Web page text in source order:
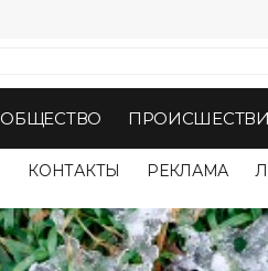
ОБЩЕСТВО
КОНТАКТЫ РЕКЛАМА